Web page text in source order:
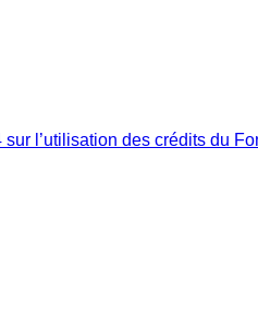
l’utilisation des crédits du